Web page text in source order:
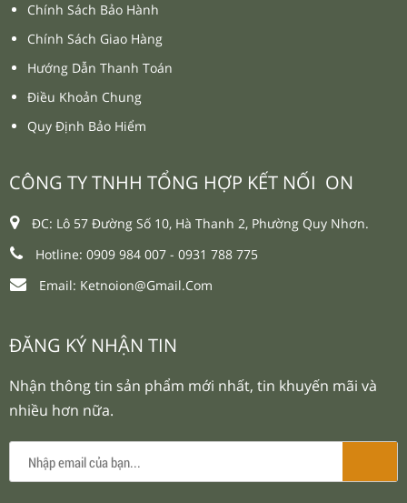
CÔNG TY TNHH TỔNG HỢP KẾT NỐI ON
ĐC: Lô 57 Đường Số 10, Hà Thanh 2, Phường Quy Nhơn.
Hotline: 0909 984 007 - 0931 788 775
Email: Ketnoion@gmail.com
Chính Sách Bảo Hành
Chính Sách Giao Hàng
Hướng Dẫn Thanh Toán
Điều Khoản Chung
Quy Định Bảo Hiểm
ĐĂNG KÝ NHẬN TIN
Nhận thông tin sản phẩm mới nhất, tin khuyến mãi và
nhiều hơn nữa.